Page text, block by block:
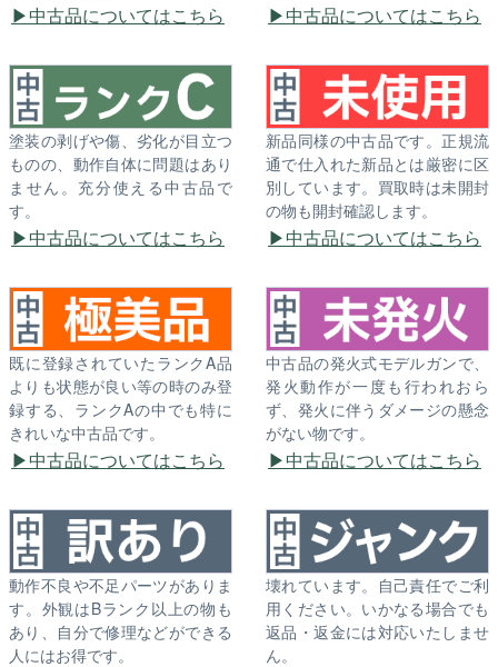
中古品についてはこちら 中古品についてはこちら
塗装の剥げや傷、劣化が目立つ
ものの、動作自体に問題はあり
ません。充分使える中古品で
す。
中古品についてはこちら
新品同様の中古品です。正規流
通で仕入れた新品とは厳密に区
別しています。買取時は未開封
の物も開封確認します。
中古品についてはこちら
既に登録されていたランクA品
よりも状態が良い等の時のみ登
録する、ランクAの中でも特に
きれいな中古品です。
中古品についてはこちら
中古品の発火式モデルガンで、
発火動作が一度も行われおら
ず、発火に伴うダメージの懸念
がない物です。
中古品についてはこちら
動作不良や不足パーツがありま
す。外観はBランク以上の物も
あり、自分で修理などができる
人にはお得です。
壊れています。自己責任でご利
用ください。いかなる場合でも
返品・返金には対応いたしませ
ん。